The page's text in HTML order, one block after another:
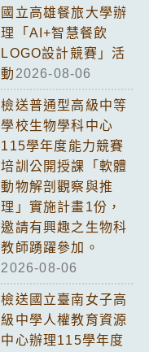
國立高雄餐旅大學辦
理「AI+智慧餐飲
LOGO設計競賽」活
動 2026-08-06
檢送普通型高級中等
學校生物學科中心
115學年度能力競賽
培訓公開授課「軟體
動物解剖觀察與推
理」實施計畫1份，
邀請有興趣之生物科
教師踴躍參加。
2026-08-06
檢送國立臺南女子高
級中學人權教育資源
中心辦理115學年度